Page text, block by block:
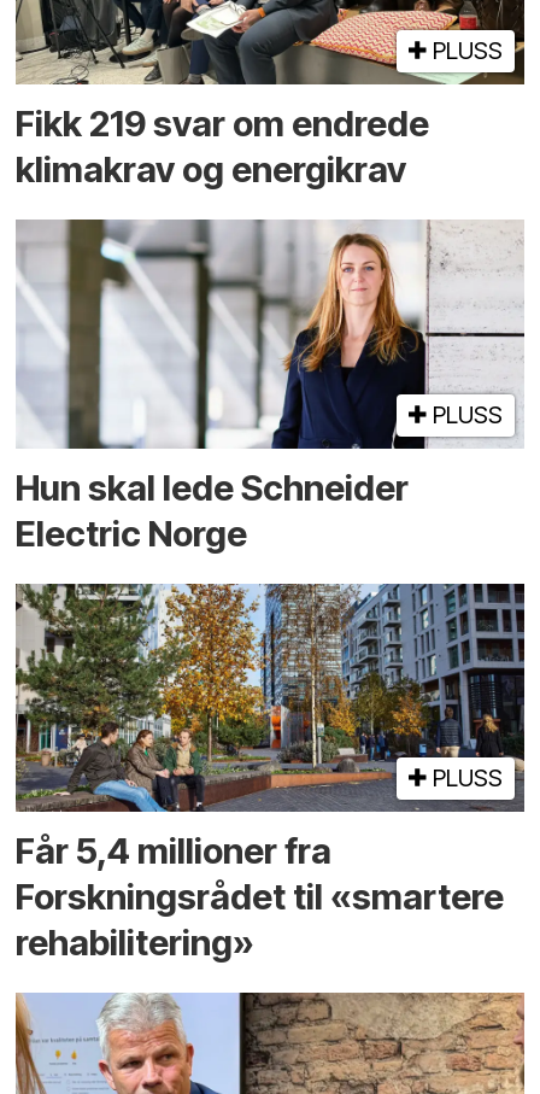
PLUSS
Fikk 219 svar om endrede
klimakrav og energikrav
PLUSS
Hun skal lede Schneider
Electric Norge
PLUSS
Får 5,4 millioner fra
Forskningsrådet til «smartere
rehabilitering»